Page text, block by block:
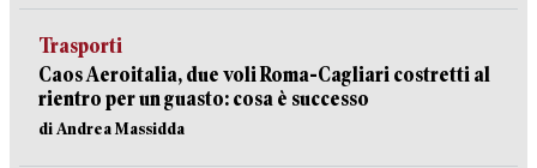
Trasporti
Caos Aeroitalia, due voli Roma-Cagliari costretti al
rientro per un guasto: cosa è successo
di Andrea Massidda